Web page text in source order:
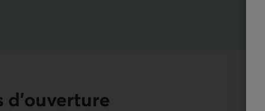
d'ouverture